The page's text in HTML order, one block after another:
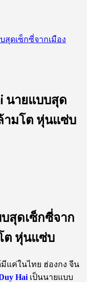
สุดเซ็กซี่จากเมือง
นายแบบสุด
ามโต หุ่นแซ่บ
สุดเซ็กซี่จาก
ต หุ่นแซ่บ
มีแค่ในไทย ฮ่องกง จีน
Hai เป็นนายแบบ